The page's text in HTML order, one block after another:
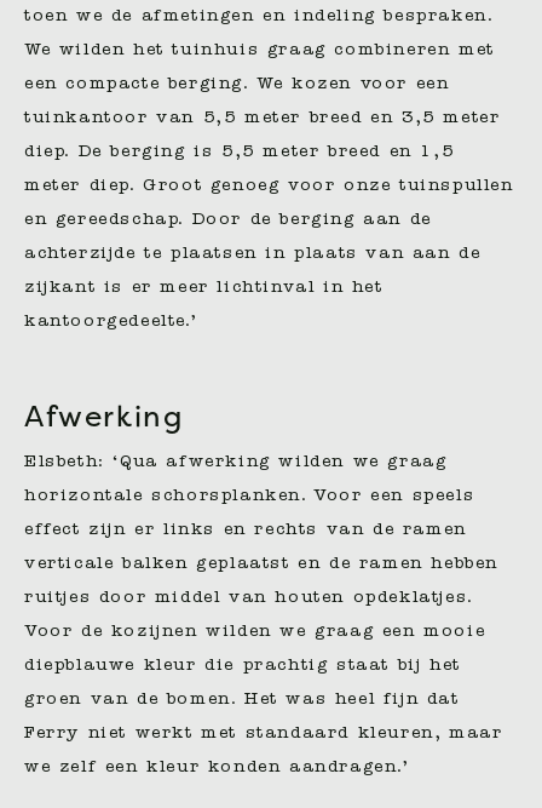
toen we de afmetingen en indeling bespraken.
We wilden het tuinhuis graag combineren met
een compacte berging. We kozen voor een
tuinkantoor van 5,5 meter breed en 3,5 meter
diep. De berging is 5,5 meter breed en 1,5
meter diep. Groot genoeg voor onze tuinspullen
en gereedschap. Door de berging aan de
achterzijde te plaatsen in plaats van aan de
zijkant is er meer lichtinval in het
kantoorgedeelte.’
Afwerking
Elsbeth: ‘Qua afwerking wilden we graag
horizontale schorsplanken. Voor een speels
effect zijn er links en rechts van de ramen
verticale balken geplaatst en de ramen hebben
ruitjes door middel van houten opdeklatjes.
Voor de kozijnen wilden we graag een mooie
diepblauwe kleur die prachtig staat bij het
groen van de bomen. Het was heel fijn dat
Ferry niet werkt met standaard kleuren, maar
we zelf een kleur konden aandragen.’